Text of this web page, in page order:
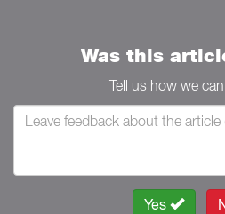
Was this
Tell us how we
Yes